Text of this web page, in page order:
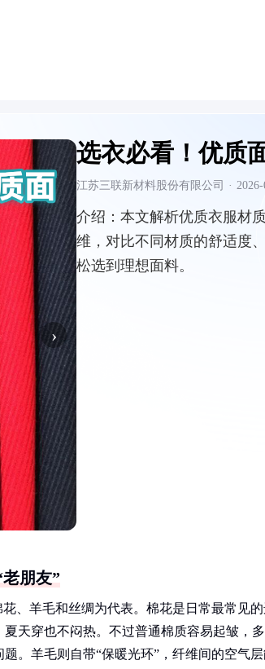
›
选衣必看！优质
江苏三联新材料股份有限公司 ·
介绍： 本文解析优质衣服材
维，对比不同材质的舒适度
松选到理想面料。
朋友”
、羊毛和丝绸为代表。棉花是日常最常见
天穿也不闷热。不过普通棉质容易起皱，
。羊毛则自带“保暖光环”，纤维间的空气